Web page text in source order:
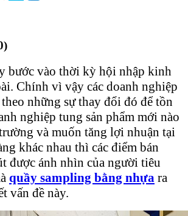
bước vào thời kỳ hội nhập kinh
Chính vì vậy các doanh nghiệp
những sự thay đổi đó để tồn
nghiệp tung sản phẩm mới nào
và muốn tăng lợi nhuận tại
khác nhau thì các điểm bán
được ánh nhìn của người tiêu
quầy sampling bằng nhựa ra
vấn đề này.